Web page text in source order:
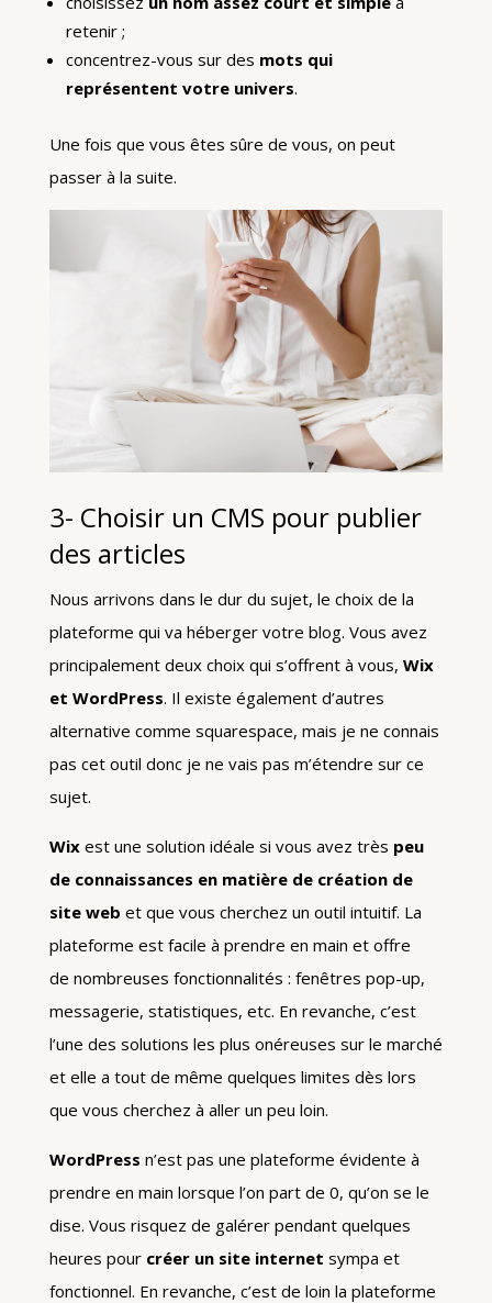
retenir ;
concentrez-vous sur des mots qui
représentent votre univers.
Une fois que vous êtes sûre de vous, on peut
passer à la suite.
3- Choisir un CMS pour publier
des articles
Nous arrivons dans le dur du sujet, le choix de la
plateforme qui va héberger votre blog. Vous avez
principalement deux choix qui s’offrent à vous, Wix
et WordPress. Il existe également d’autres
alternative comme squarespace, mais je ne connais
pas cet outil donc je ne vais pas m’étendre sur ce
sujet.
Wixest une solution idéale si vous avez très peu
de connaissances en matière de création de
site web et que vous cherchez un outil intuitif. La
plateforme est facile à prendre en main et offre
de nombreuses fonctionnalités : fenêtres pop-up,
messagerie, statistiques, etc. En revanche, c’est
l’une des solutions les plus onéreuses sur le marché
et elle a tout de même quelques limites dès lors
que vous cherchez à aller un peu loin.
WordPress n’est pas une plateforme évidente à
prendre en main lorsque l’on part de 0, qu’on se le
dise. Vous risquez de galérer pendant quelques
heures pour créer un site internet sympa et
fonctionnel. En revanche, c’est de loin la plateforme